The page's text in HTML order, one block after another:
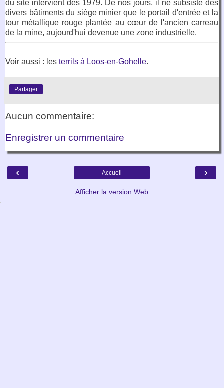
du site intervient dès 1979. De nos jours, il ne subsiste des
divers bâtiments du siège minier que le portail d'entrée et la
tour métallique rouge plantée au cœur de l'ancien carreau
de la mine, aujourd'hui devenue une zone industrielle.
Voir aussi : les terrils à Loos-en-Gohelle.
Partager
Aucun commentaire:
Enregistrer un commentaire
‹ ›
Accueil
Afficher la version Web